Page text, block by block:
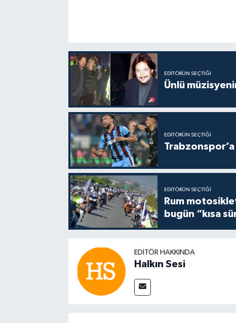
EDITÖRÜN SEÇTIĞI
Ünlü
EDITÖRÜN SEÇTIĞI
EDITÖRÜN SEÇTIĞI
Rum
bugün “kısa
EDITÖR HAKKINDA
Halkın Sesi